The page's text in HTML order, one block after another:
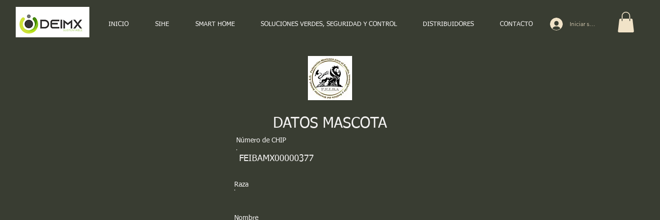
INICIO SIHE SMART HOME SOLUCIONES VERDES, SEGURIDAD Y CONTROL DISTRIBUIDORES CONTACTO Iniciar sesión
DATOS MASCOTA
Número de CHIP
FEIBAMX00000377
Raza
Nombre